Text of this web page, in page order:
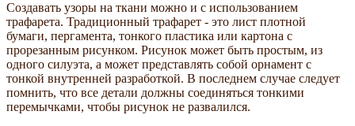
Создавать узоры на ткани можно и с использованием
трафарета. Традиционный трафарет - это лист плотной
бумаги, пергамента, тонкого пластика или картона с
прорезанным рисунком. Рисунок может быть простым, из
одного силуэта, а может представлять собой орнамент с
тонкой внутренней разработкой. В последнем случае следует
помнить, что все детали должны соединяться тонкими
перемычками, чтобы рисунок не развалился.